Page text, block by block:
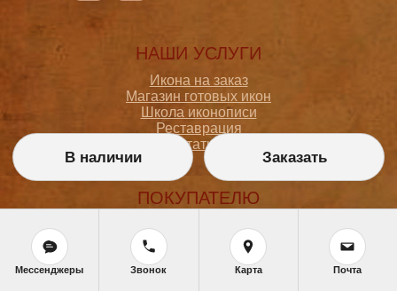
НАШИ УСЛУГИ
Икона на заказ
Магазин готовых икон
Школа иконописи
Реставрация
Статьи
ПОКУПАТЕЛЮ
Как сделать заказ
Доставка и оплата
Политика конфиденциальности
В наличии Заказать
Мессенджеры Звонок Карта Почта